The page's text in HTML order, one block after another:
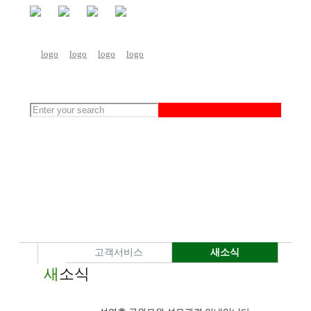
고객서비스 새소식
새소식